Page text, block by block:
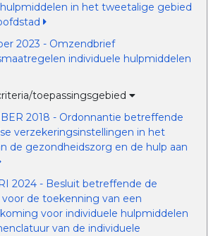
in het tweetalige gebied
2023 - Omzendbrief
individuele hulpmiddelen
toepassingsgebied
2018 - Ordonnantie betreffende
verzekeringsinstellingen in het
de gezondheidszorg en de hulp aan
2024 - Besluit betreffende de
de toekenning van een
voor individuele hulpmiddelen
van de individuele